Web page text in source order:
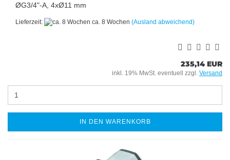
ØG3/4"-A, 4xØ11 mm
Lieferzeit: ca. 8 Wochen (Ausland abweichend)
235,14 EUR
inkl. 19% MwSt. eventuell zzgl. Versand
IN DEN WARENKORB